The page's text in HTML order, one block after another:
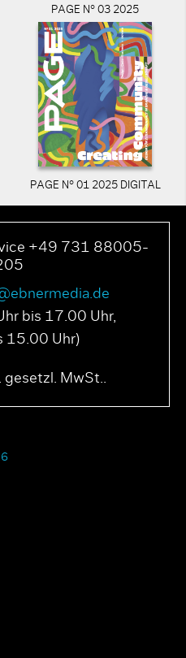
PAGE N° 03 2025
PAGE N° 01 2025 DIGITAL
+49 731 88005-
bis 17.00 Uhr,
15.00 Uhr)
gesetzl. MwSt..